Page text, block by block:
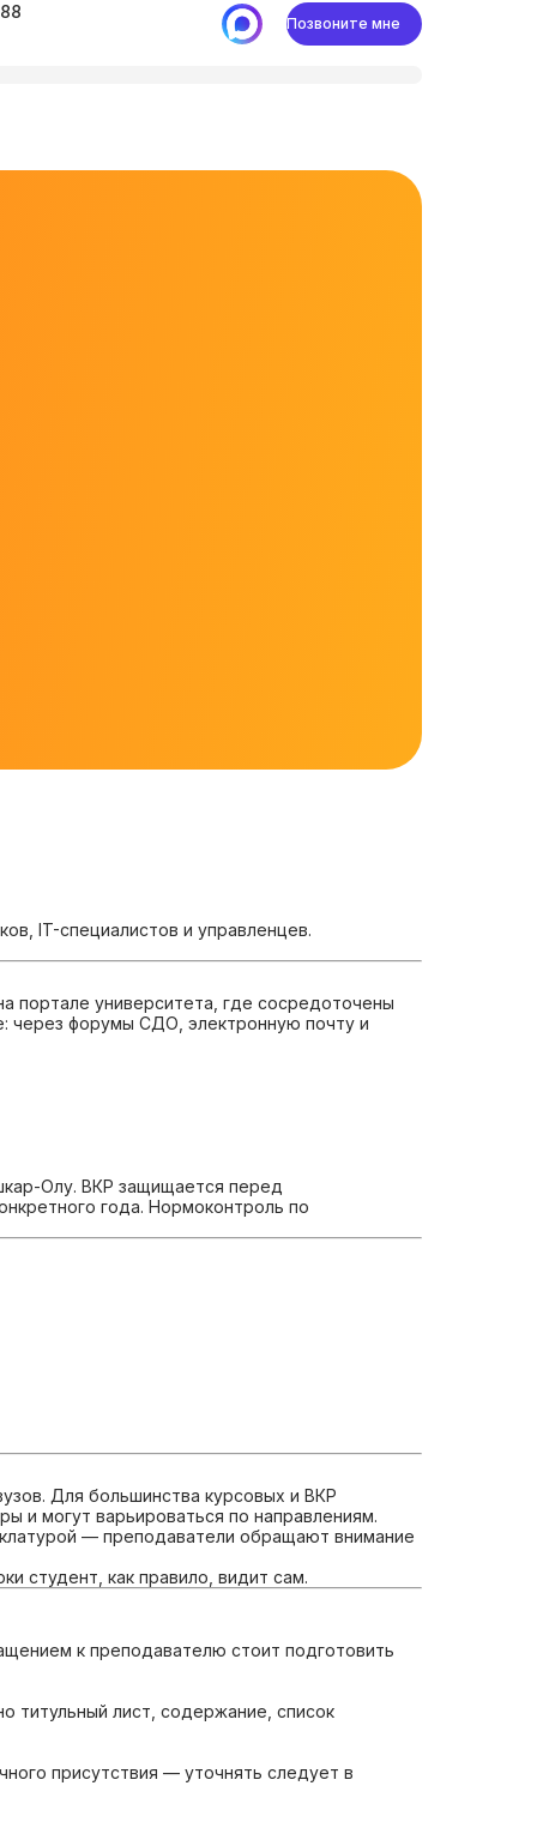
Позвоните мне
IT-специалистов и управленцев.
портале университета, где сосредоточены
через форумы СДО, электронную почту и
Олу. ВКР защищается перед
года. Нормоконтроль по
Для большинства курсовых и ВКР
и могут варьироваться по направлениям.
— преподаватели обращают внимание
студент, как правило, видит сам.
к преподавателю стоит подготовить
титульный лист, содержание, список
присутствия — уточнять следует в